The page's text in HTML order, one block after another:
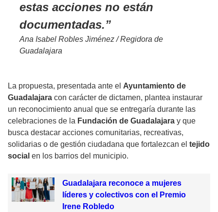
estas acciones no están
documentadas.
Ana Isabel Robles Jiménez / Regidora de
Guadalajara
La propuesta, presentada ante el Ayuntamiento de
Guadalajara con carácter de dictamen, plantea instaurar
un reconocimiento anual que se entregaría durante las
celebraciones de la Fundación de Guadalajara y que
busca destacar acciones comunitarias, recreativas,
solidarias o de gestión ciudadana que fortalezcan el tejido
social en los barrios del municipio.
Guadalajara reconoce a mujeres
líderes y colectivos con el Premio
Irene Robledo